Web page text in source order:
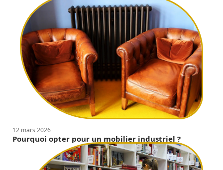
12 mars 2026
Pourquoi opter pour un mobilier industriel ?